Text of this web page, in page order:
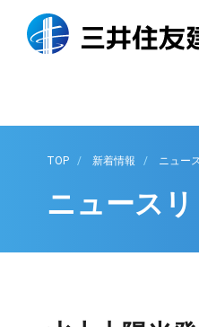
TOP 新着情報 ニュー
ニュース